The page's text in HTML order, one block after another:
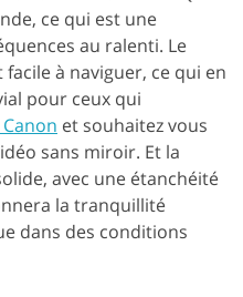
ce qui est une
au ralenti. Le
à naviguer, ce qui en
pour ceux qui
et souhaitez vous
sans miroir. Et la
avec une étanchéité
la tranquillité
dans des conditions